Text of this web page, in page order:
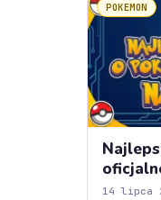
POKEMON
14 lipca